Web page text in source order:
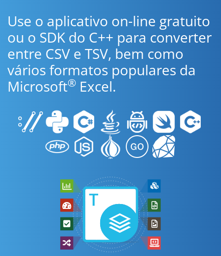
Use o aplicativo on-line gratuito
ou o SDK do C++ para converter
entre CSV e TSV, bem como
vários formatos populares da
Microsoft® Excel.